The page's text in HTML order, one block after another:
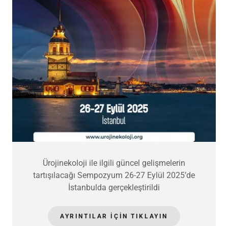
Ürojinekoloji ile ilgili güncel gelişmelerin
tartışılacağı Sempozyum 26-27 Eylül 2025’de
İstanbulda gerçekleştirildi
AYRINTILAR IÇIN TIKLAYIN